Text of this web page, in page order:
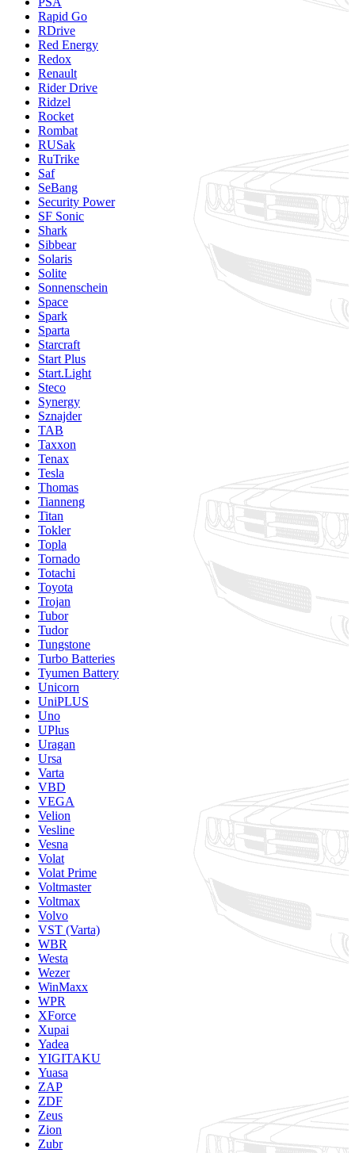
Rapid Go
RDrive
Red Energy
Redox
Renault
Rider Drive
Ridzel
Rocket
Rombat
RUSak
RuTrike
Saf
SeBang
Security Power
SF Sonic
Shark
Sibbear
Solaris
Solite
Sonnenschein
Space
Spark
Sparta
Starcraft
Start Plus
Start.Light
Steco
Synergy
Sznajder
TAB
Taxxon
Tenax
Tesla
Thomas
Tianneng
Titan
Tokler
Topla
Tornado
Totachi
Toyota
Trojan
Tubor
Tudor
Tungstone
Turbo Batteries
Tyumen Battery
Unicorn
UniPLUS
Uno
UPlus
Uragan
Ursa
Varta
VBD
VEGA
Velion
Vesline
Vesna
Volat
Volat Prime
Voltmaster
Voltmax
Volvo
VST (Varta)
WBR
Westa
Wezer
WinMaxx
WPR
XForce
Xupai
Yadea
YIGITAKU
Yuasa
ZAP
ZDF
Zeus
Zion
Zubr